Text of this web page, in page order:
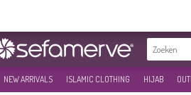
NEW ARRIVALS ISLAMIC CLOTHING HIJAB